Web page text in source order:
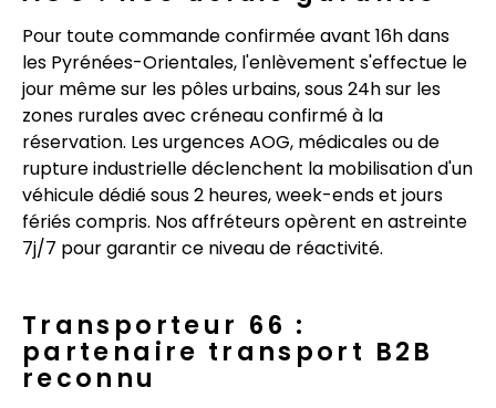
Pour toute commande confirmée avant 16h dans
les Pyrénées-Orientales, l'enlèvement s'effectue le
jour même sur les pôles urbains, sous 24h sur les
zones rurales avec créneau confirmé à la
réservation. Les urgences AOG, médicales ou de
rupture industrielle déclenchent la mobilisation d'un
véhicule dédié sous 2 heures, week-ends et jours
fériés compris. Nos affréteurs opèrent en astreinte
7j/7 pour garantir ce niveau de réactivité.
Transporteur 66 :
partenaire transport B2B
reconnu